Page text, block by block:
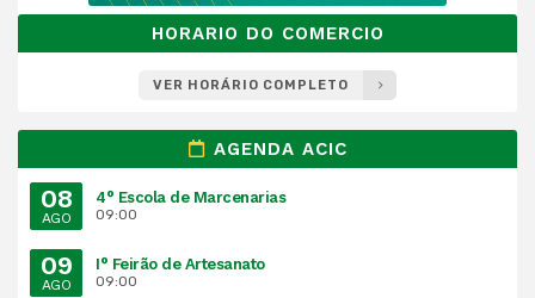
HORARIO DO COMERCIO
VER HORÁRIO COMPLETO
AGENDA ACIC
08
AGO
4° Escola de Marcenarias
09:00
09
AGO
I° Feirão de Artesanato
09:00